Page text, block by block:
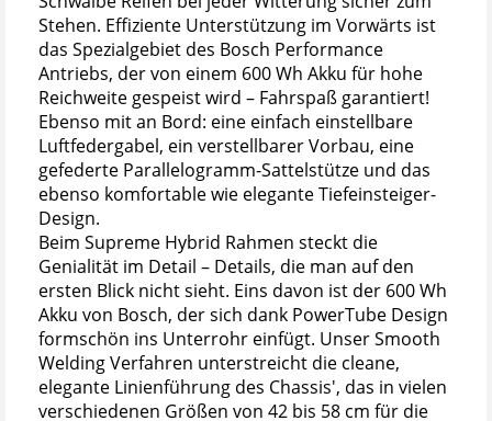
Stehen. Effiziente Unterstützung im Vorwärts ist
das Spezialgebiet des Bosch Performance
Antriebs, der von einem 600 Wh Akku für hohe
Reichweite gespeist wird – Fahrspaß garantiert!
Ebenso mit an Bord: eine einfach einstellbare
Luftfedergabel, ein verstellbarer Vorbau, eine
gefederte Parallelogramm-Sattelstütze und das
ebenso komfortable wie elegante Tiefeinsteiger-
Design.
Beim Supreme Hybrid Rahmen steckt die
Genialität im Detail – Details, die man auf den
ersten Blick nicht sieht. Eins davon ist der 600 Wh
Akku von Bosch, der sich dank PowerTube Design
formschön ins Unterrohr einfügt. Unser Smooth
Welding Verfahren unterstreicht die cleane,
elegante Linienführung des Chassis', das in vielen
verschiedenen Größen von 42 bis 58 cm für die